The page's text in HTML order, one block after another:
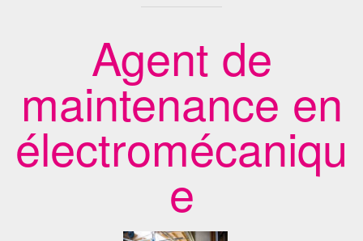
Agent de
maintenance en
électromécaniqu
e